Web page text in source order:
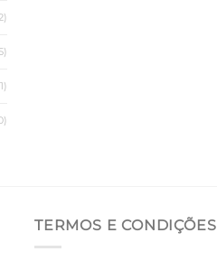
TERMOS E CONDIÇÕES